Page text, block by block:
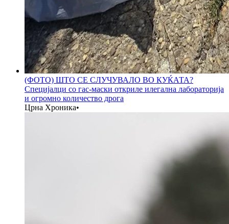
(ФОТО) ШТО СЕ СЛУЧУВАЛО ВО КУЌАТА?
Специјалци со гас-маски откриле илегална лабораторија
и огромно количество дрога
Црна Хроника•